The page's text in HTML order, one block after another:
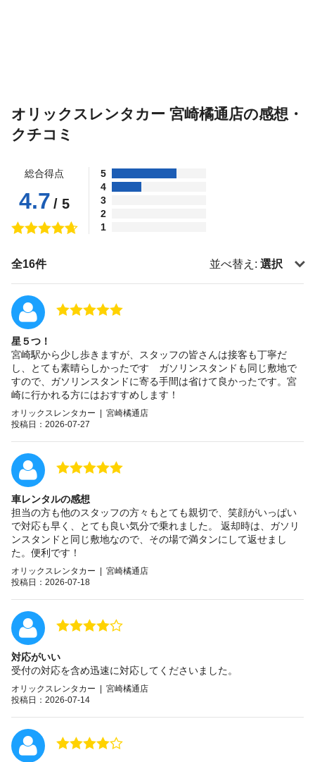
オリックスレンタカー 宮崎橘通店の感想・
クチコミ
総合得点
4.7 / 5
5
4
3
2
1
全16件 並べ替え: 選択
星５つ！
宮崎駅から少し歩きますが、スタッフの皆さんは接客も丁寧だ
し、とても素晴らしかったです ガソリンスタンドも同じ敷地で
すので、ガソリンスタンドに寄る手間は省けて良かったです。宮
崎に行かれる方にはおすすめします！
オリックスレンタカー | 宮崎橘通店
投稿日：2026-07-27
車レンタルの感想
担当の方も他のスタッフの方々もとても親切で、笑顔がいっぱい
で対応も早く、とても良い気分で乗れました。 返却時は、ガソリ
ンスタンドと同じ敷地なので、その場で満タンにして返せまし
た。便利です！
オリックスレンタカー | 宮崎橘通店
投稿日：2026-07-18
対応がいい
受付の対応を含め迅速に対応してくださいました。
オリックスレンタカー | 宮崎橘通店
投稿日：2026-07-14